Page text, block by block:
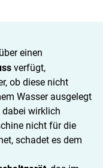
einen
verfügt,
ob diese nicht
Wasser ausgelegt
wirklich
nicht für die
schadet es dem